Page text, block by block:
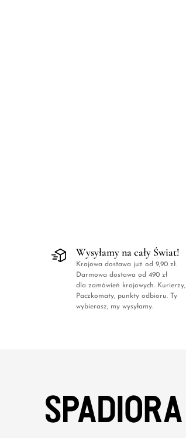
Wysyłamy na cały Świat!
Krajowa dostawa już od 9,90 zł.
Darmowa dostawa od 490 zł
dla zamówień krajowych. Kurierzy,
Paczkomaty, punkty odbioru. Ty
wybierasz, my wysyłamy.